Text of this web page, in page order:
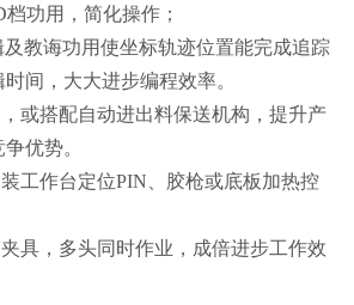
功用，简化操作；
教诲功用使坐标轨迹位置能完成追踪
间，大大进步编程效率。
或搭配自动进出料保送机构，提升产
优势。
工作台定位PIN、胶枪或底板加热控
具，多头同时作业，成倍进步工作效